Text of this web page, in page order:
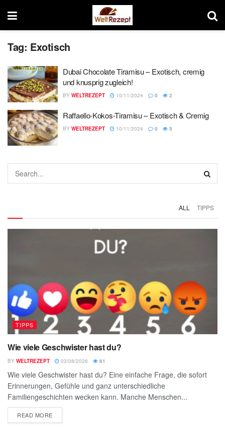
Tag: Exotisch
Dubai Chocolate Tiramisu – Exotisch, cremig
und knusprig zugleich!
BY WELTREZEPT 10/11/2024 0 2
Raffaello-Kokos-Tiramisu – Exotisch & Cremig
BY WELTREZEPT 10/11/2024 0 5
ALL TIPPS
TIPPS
Wie viele Geschwister hast du?
BY WELTREZEPT 03/08/2026 61
Wie viele Geschwister hast du? Eine einfache Frage, die sofort
Erinnerungen, Gefühle und ganz unterschiedliche
Familiengeschichten wecken kann. Manche Menschen...
READ MORE